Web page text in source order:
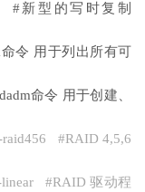
#新型的写时复制
令 用于列出所有可
命令 用于创建、
#RAID 4,5,6
#RAID 驱动程